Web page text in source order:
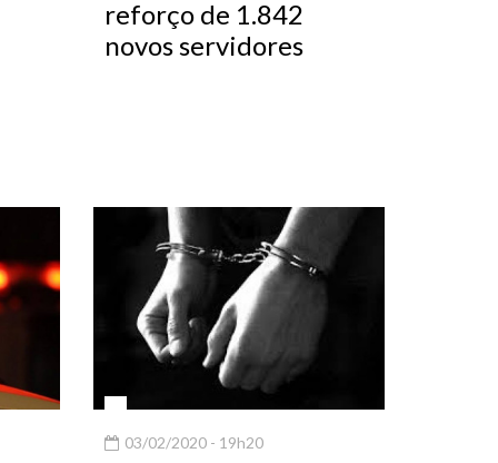
reforço de 1.842
novos servidores
03/02/2020 - 19h20